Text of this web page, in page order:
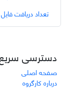
تعداد دریافت
دسترسی
صفحه اصلی
درباره کارگروه